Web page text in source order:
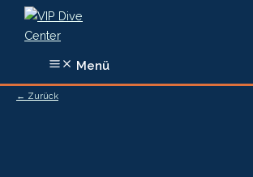
Zum
Inhalt
Menü
← Zurück